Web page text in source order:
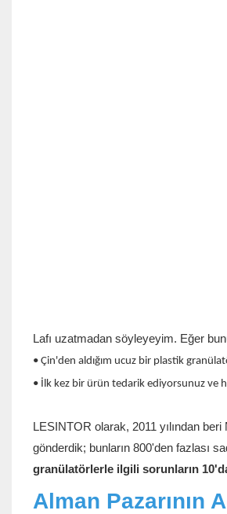
Lafı uzatmadan söyleyeyim. Eğer
• Çin'den aldığım ucuz bir plastik
• İlk kez bir ürün tedarik ediyorsunuz ve
LESINTOR olarak, 2011 yılından
gönderdik; bunların 800'den fazlası
granülatörlerle ilgili sorunların
Alman Pazarının